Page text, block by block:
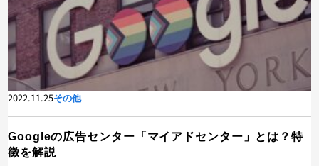
2022.11.25その他
Googleの広告センター「マイアドセンター」とは？特
徴を解説